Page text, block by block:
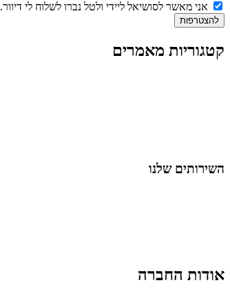
אני מאשר לסושיאל ליידי ולטל נברו לשלוח לי דיוור.
להצטרפות
קטגוריות מאמרים
השירותים שלנו
אודות החברה